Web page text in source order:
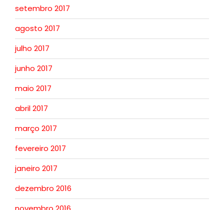
setembro 2017
agosto 2017
julho 2017
junho 2017
maio 2017
abril 2017
março 2017
fevereiro 2017
janeiro 2017
dezembro 2016